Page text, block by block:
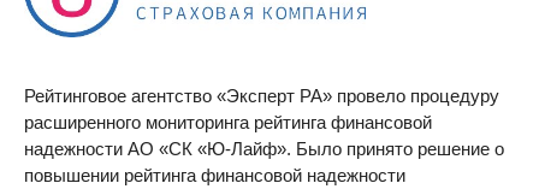
Рейтинговое агентство «Эксперт РА» провело процедуру
расширенного мониторинга рейтинга финансовой
надежности АО «СК «Ю-Лайф». Было принято решение о
повышении рейтинга финансовой надежности